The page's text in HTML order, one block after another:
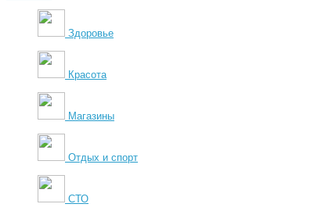
Здоровье
Красота
Магазины
Отдых и спорт
СТО